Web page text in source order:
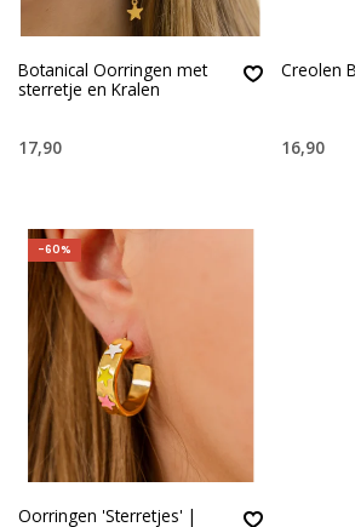
Botanical Oorringen met
sterretje en Kralen
17,90
Creolen
16,90
-60%
Oorringen 'Sterretjes' |